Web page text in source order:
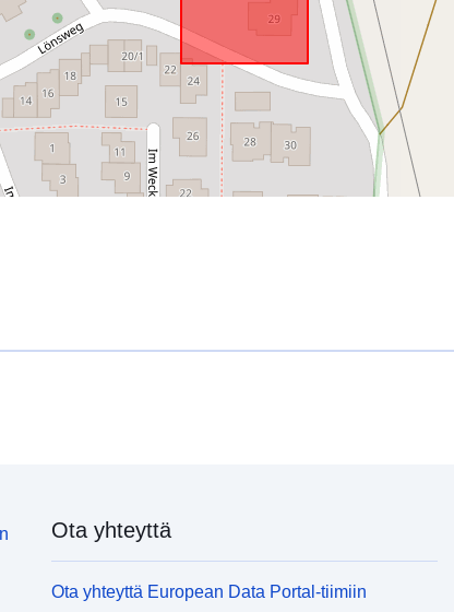
Ota yhteyttä
Ota yhteyttä European Data Portal-tiimiin